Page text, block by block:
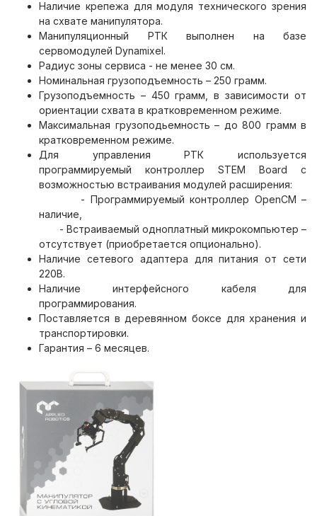
Наличие крепежа для модуля технического зрения
на схвате манипулятора.
Манипуляционный РТК выполнен на базе
сервомодулей Dynamixel.
Радиус зоны сервиса - не менее 30 см.
Номинальная грузоподъемность – 250 грамм.
Грузоподъемность – 450 грамм, в зависимости от
ориентации схвата в кратковременном режиме.
Максимальная грузоподьемность – до 800 грамм в
кратковременном режиме.
Для управления РТК используется
программируемый контроллер STEM Board c
возможностью встраивания модулей расширения:
- Программируемый контроллер OpenCM –
наличие,
- Встраиваемый одноплатный микрокомпьютер –
отсутствует (приобретается опционально).
Наличие сетевого адаптера для питания от сети
220В.
Наличие интерфейсного кабеля для
программирования.
Поставляется в деревянном боксе для хранения и
транспортировки.
Гарантия – 6 месяцев.